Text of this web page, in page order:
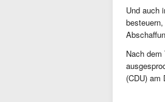
Und auch
Nach
(CDU) am